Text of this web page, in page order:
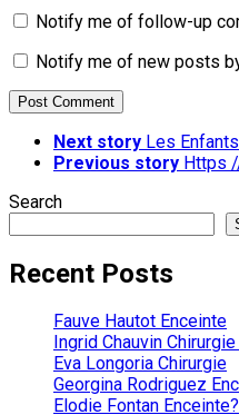
Notify me of follow-up
Notify me of new posts
Next story Les
Previous story Https
Search
Recent Posts
Fauve Hautot Enceinte
Ingrid Chauvin
Eva Longoria Chirurgie
Georgina Rodriguez
Elodie Fontan Enceinte?